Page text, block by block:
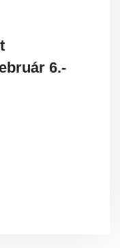
6.-